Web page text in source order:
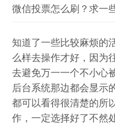
微信投票怎么刷？求一
知道了一些比较麻烦的
么样去操作才好，因为
去避免万一一个不小心
后台系统那边都会显示
都可以看得很清楚的所
作，一定选择好了不然